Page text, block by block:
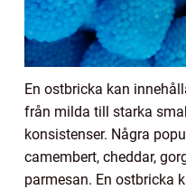
En ostbricka kan
från milda till starka
konsistenser. Några
camembert, cheddar,
parmesan. En ostbricka